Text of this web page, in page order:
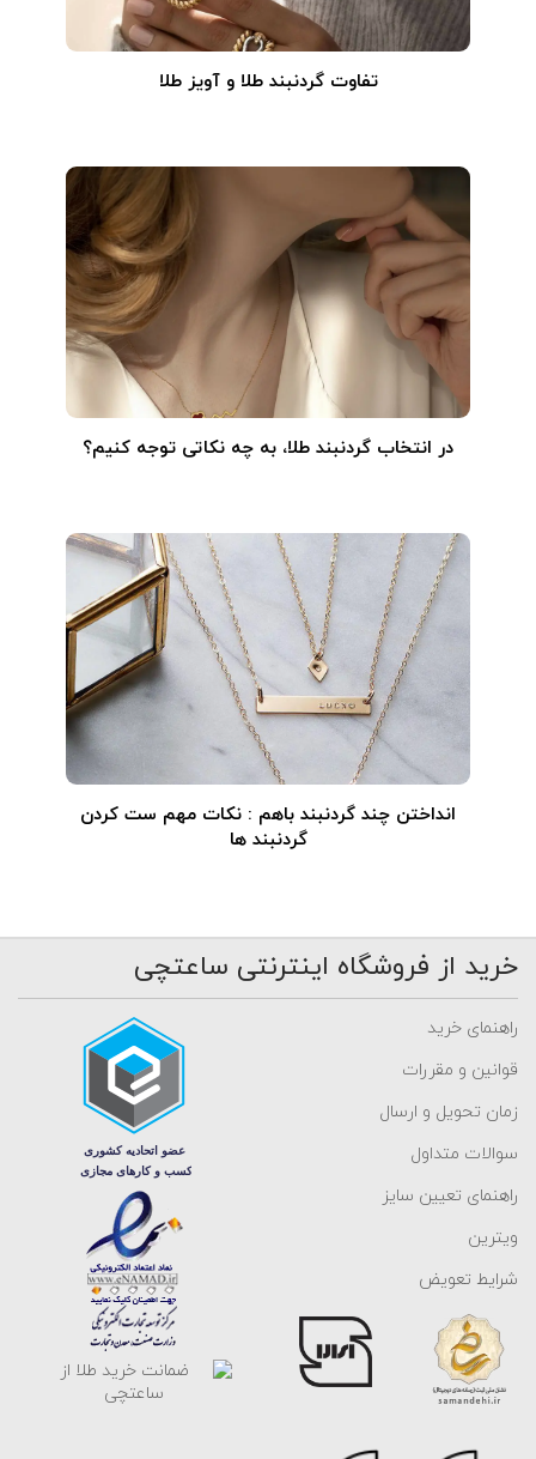
تفاوت گردنبند طلا و آویز طلا
در انتخاب گردنبند طلا‌، به چه نکاتی توجه کنیم؟
انداختن چند گردنبند باهم : نکات مهم ست کردن
گردنبند ها
خرید از فروشگاه اینترنتی ساعتچی
راهنمای خرید
قوانین و مقررات
زمان تحویل و ارسال
سوالات متداول
راهنمای تعیین سایز
ویترین
شرایط تعویض